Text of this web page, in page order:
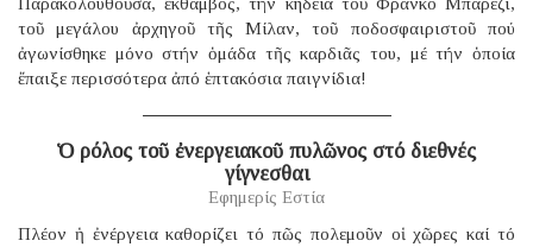
τοῦ μεγάλου ἀρχηγοῦ τῆς Μίλαν, τοῦ ποδοσφαιριστοῦ πού
ἀγωνίσθηκε μόνο στήν ὁμάδα τῆς καρδιᾶς του, μέ τήν ὁποία
ἔπαιξε περισσότερα ἀπό ἑπτακόσια παιγνίδια!
Ὁ ρόλος τοῦ ἐνεργειακοῦ πυλῶνος στό διεθνές
γίγνεσθαι
Εφημερίς Εστία
Πλέον ἡ ἐνέργεια καθορίζει τό πῶς πολεμοῦν οἱ χῶρες καί τό